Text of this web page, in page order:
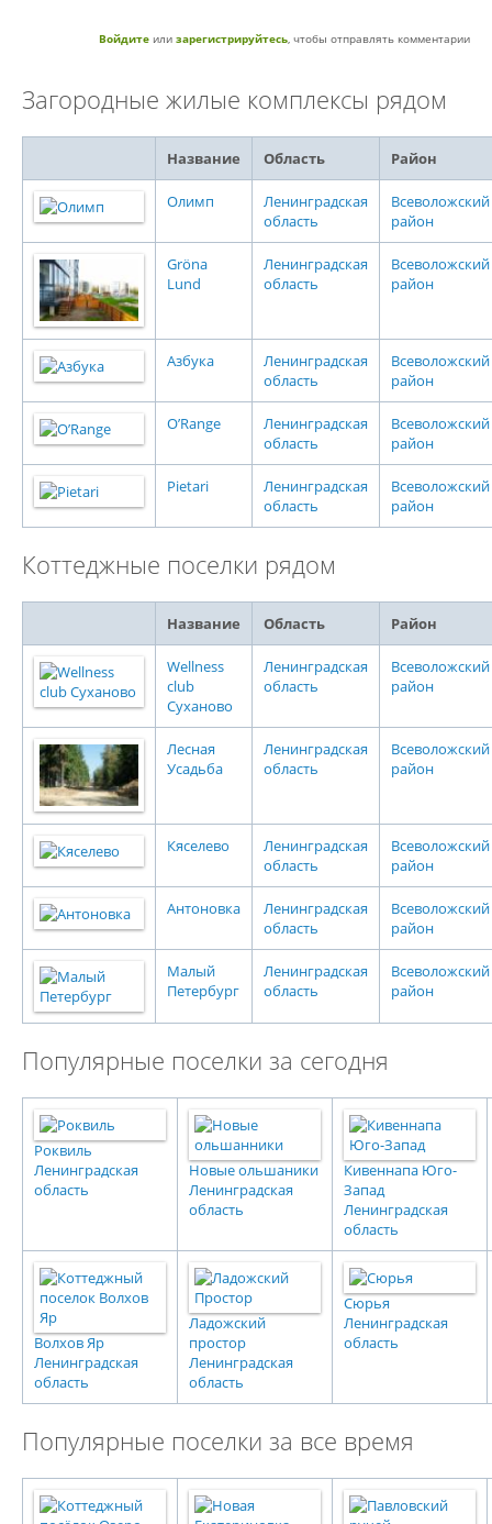
Войдите или зарегистрируйтесь , чтобы отправлять комментарии
Загородные жилые комплексы рядом
Название Область Район
Олимп
Ленинградская
область
Всеволожский
район
Gröna
Lund
Ленинградская
область
Всеволожский
район
Азбука
Ленинградская
область
Всеволожский
район
O’Range
Ленинградская
область
Всеволожский
район
Pietari
Ленинградская
область
Всеволожский
район
Коттеджные поселки рядом
Название Область Район
Wellness
club
Суханово
Ленинградская
область
Всеволожский
район
Лесная
Усадьба
Ленинградская
область
Всеволожский
район
Кяселево
Ленинградская
область
Всеволожский
район
Антоновка
Ленинградская
область
Всеволожский
район
Малый
Петербург
Ленинградская
область
Всеволожский
район
Популярные поселки за сегодня
Роквиль
Ленинградская
область
Новые ольшаники
Ленинградская
область
Кивеннапа Юго-
Запад
Ленинградская
область
Волхов Яр
Ленинградская
область
Ладожский
простор
Ленинградская
область
Сюрья
Ленинградская
область
Популярные поселки за все время